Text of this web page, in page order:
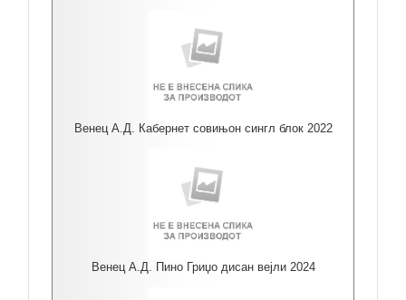
Венец А.Д. Кабернет совињон сингл блок 2022
Венец А.Д. Пино Гриџо дисан вејли 2024